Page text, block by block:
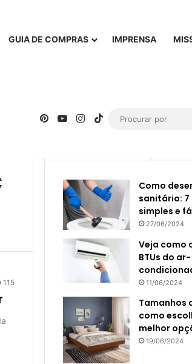
GUIA DE COMPRAS IMPRENSA
PinterestYouTubeInstagram
TikTok
115
Como
sanitário:
simples e
27/06/2024
Veja como
BTUs do ar-
11/06/2024
Tamanhos
como
melhor
19/06/2024